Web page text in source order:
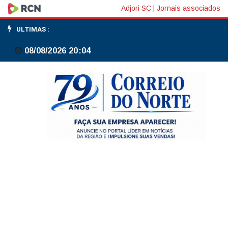
Para
bancada
do
Adjori SC Jornais associados
ULTIMAS :
08/08/2026 20:04